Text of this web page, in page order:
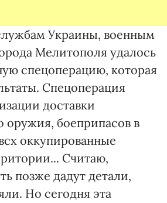
Украины, военным
Мелитополя удалось
спецоперацию, которая
Спецоперация
доставки
оружия, боеприпасов в
оккупированные
Считаю,
позже дадут детали,
Но сегодня эта